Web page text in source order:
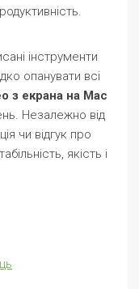
інструменти
опанувати всі
з екрана на Mac
Незалежно від
чи відгук про
якість і